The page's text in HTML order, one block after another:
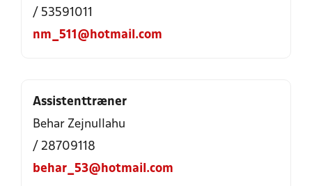
/ 53591011
nm_511@hotmail.com
Assistenttræner
Behar Zejnullahu
/ 28709118
behar_53@hotmail.com